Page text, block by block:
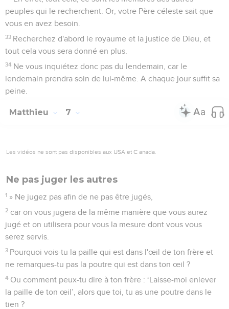
peuples qui le recherchent. Or, votre Père céleste sait que
vous en avez besoin.
33 Recherchez d'abord le royaume et la justice de Dieu, et
tout cela vous sera donné en plus.
34 Ne vous inquiétez donc pas du lendemain, car le
lendemain prendra soin de lui-même. A chaque jour suffit sa
peine.
Matthieu 7
Les vidéos ne sont pas disponibles aux USA et C anada.
Ne pas juger les autres
1 » Ne jugez pas afin de ne pas être jugés,
2 car on vous jugera de la même manière que vous aurez
jugé et on utilisera pour vous la mesure dont vous vous
serez servis.
3 Pourquoi vois-tu la paille qui est dans l'œil de ton frère et
ne remarques-tu pas la poutre qui est dans ton œil ?
4 Ou comment peux-tu dire à ton frère : ‘Laisse-moi enlever
la paille de ton œil’, alors que toi, tu as une poutre dans le
tien ?